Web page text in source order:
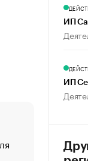
«От спорта
создавшей
ИП
ИП